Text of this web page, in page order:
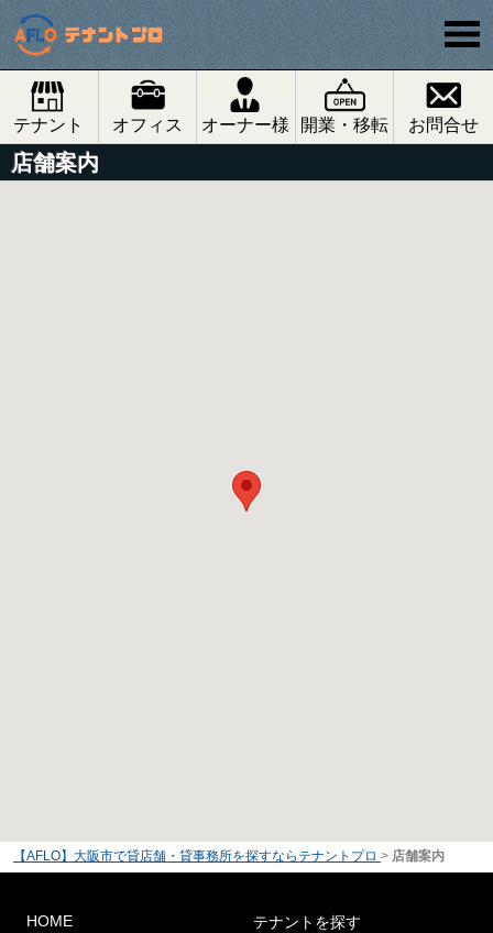
テナント オフィス オーナー様 開業・移転 お問合せ
店舗案内
【AFLO】大阪市で貸店舗・貸事務所を探すならテナントプロ > 店舗案内
HOME テナントを探す